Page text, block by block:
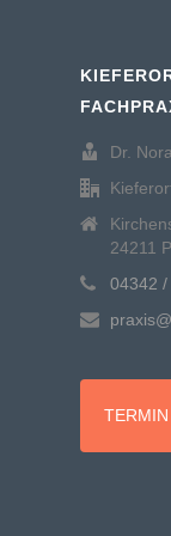
Dr.
24211
04342